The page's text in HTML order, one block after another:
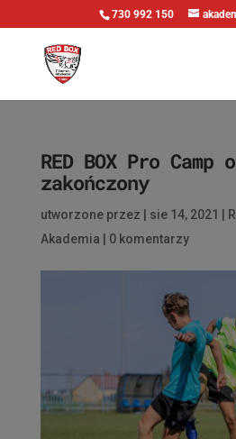
730 992 150
RED BOX Pro
zakończony
utworzone przez sie 14, 2021
Akademia
0 komentarzy